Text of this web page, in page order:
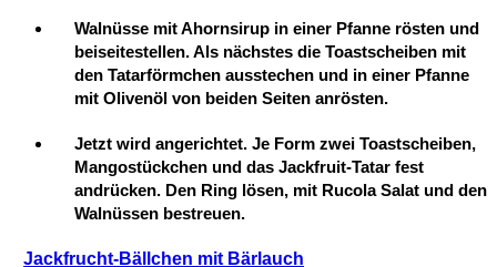
Walnüsse mit Ahornsirup in einer Pfanne rösten und
beiseitestellen. Als nächstes die Toastscheiben mit
den Tatarförmchen ausstechen und in einer Pfanne
mit Olivenöl von beiden Seiten anrösten.
Jetzt wird angerichtet. Je Form zwei Toastscheiben,
Mangostückchen und das Jackfruit-Tatar fest
andrücken. Den Ring lösen, mit Rucola Salat und den
Walnüssen bestreuen.
Jackfrucht-Bällchen mit Bärlauch